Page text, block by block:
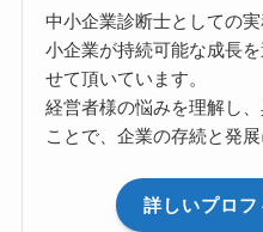
中小企業診断士としての
小企業が持続可能な成長
せて頂いています。
経営者様の悩みを理解し
ことで、企業の存続と発
詳しいプロフ